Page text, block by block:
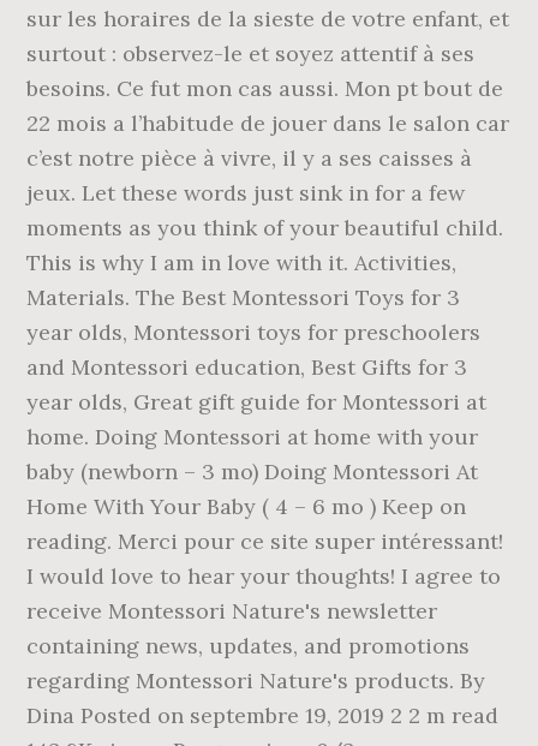
sur les horaires de la sieste de votre enfant, et
surtout : observez-le et soyez attentif à ses
besoins. Ce fut mon cas aussi. Mon pt bout de
22 mois a l’habitude de jouer dans le salon car
c’est notre pièce à vivre, il y a ses caisses à
jeux. Let these words just sink in for a few
moments as you think of your beautiful child.
This is why I am in love with it. Activities,
Materials. The Best Montessori Toys for 3
year olds, Montessori toys for preschoolers
and Montessori education, Best Gifts for 3
year olds, Great gift guide for Montessori at
home. Doing Montessori at home with your
baby (newborn – 3 mo) Doing Montessori At
Home With Your Baby ( 4 – 6 mo ) Keep on
reading. Merci pour ce site super intéressant!
I would love to hear your thoughts! I agree to
receive Montessori Nature's newsletter
containing news, updates, and promotions
regarding Montessori Nature's products. By
Dina Posted on septembre 19, 2019 2 2 m read